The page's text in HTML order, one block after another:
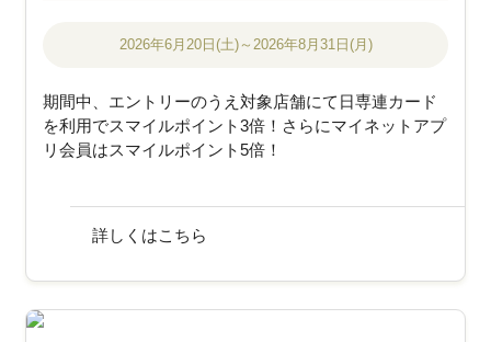
2026年6月20日(土)～2026年8月31日(月)
期間中、エントリーのうえ対象店舗にて日専連カード
を利用でスマイルポイント3倍！さらにマイネットアプ
リ会員はスマイルポイント5倍！
詳しくはこちら